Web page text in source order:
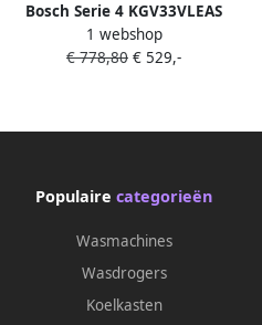
Bosch Serie 4 KGV33VLEAS
koel-vriescombinatie
Vrijstaand 289 l E
1 webshop
€ 778,80 € 529,-
Populaire categorieën
Wasmachines
Wasdrogers
Koelkasten